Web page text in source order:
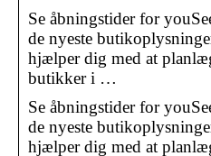
Se åbningstider for
de nyeste
hjælper dig med at
butikker i …
Se åbningstider for
de nyeste
hjælper dig med at